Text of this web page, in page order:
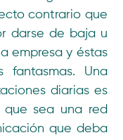
contrario que
darse de baja u
empresa y éstas
fantasmas. Una
diarias es
sea una red
que deba